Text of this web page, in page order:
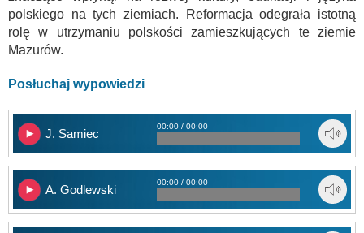
polskiego na tych ziemiach. Reformacja odegrała istotną
rolę w utrzymaniu polskości zamieszkujących te ziemie
Mazurów.
Posłuchaj wypowiedzi
J. Samiec
00:00 / 00:00
A. Godlewski
00:00 / 00:00